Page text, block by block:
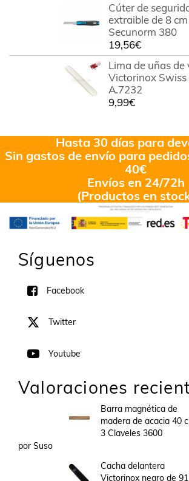
Cúter de
extraible de 8
Secunorm 380
19,56€
Lima de uñas de
Victorinox
A.7232
9,99€
Hasta 30 días para
Sin gastos de envío para
40€
Envíos en 24/72h
(Productos en
Síguenos
Facebook
Twitter
Youtube
Valoraciones
Barra magnética de
madera de acacia 40
3 Claveles 3600
por Suso
Cacha delantera
Victorinox negro de 91